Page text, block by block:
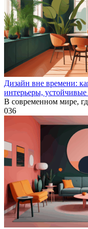
Дизайн вне времени:
интерьеры,
В современном мире,
036